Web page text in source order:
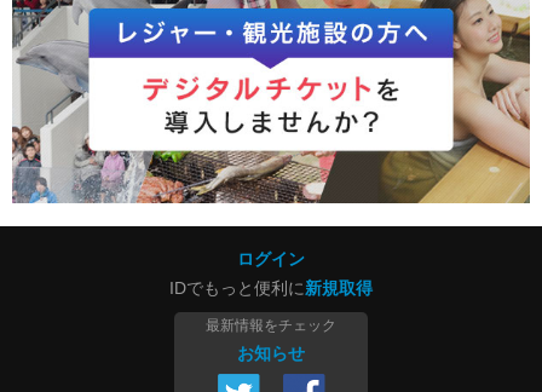
ログイン
IDでもっと便利に新規取得
最新情報をチェック
お知らせ